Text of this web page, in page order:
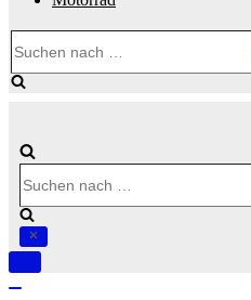
nach …
nach …
Navigation